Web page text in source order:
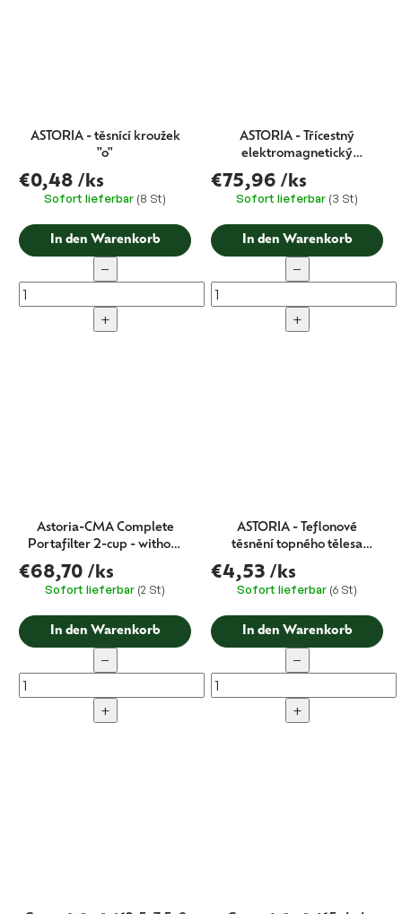
ASTORIA - těsnící kroužek
"o"
€0,48 /ks
Sofort lieferbar (8 St)
In den Warenkorb
−
+
ASTORIA - Třícestný
elektromagnetický
solenoidový ventil 230V -
FORMA
€75,96 /ks
Sofort lieferbar (3 St)
In den Warenkorb
−
+
Astoria-CMA Complete
Portafilter 2-cup - without
logo
€68,70 /ks
Sofort lieferbar (2 St)
In den Warenkorb
−
+
ASTORIA - Teflonové
těsnění topného tělesa
boileru 58x43x2
€4,53 /ks
Sofort lieferbar (6 St)
In den Warenkorb
−
+